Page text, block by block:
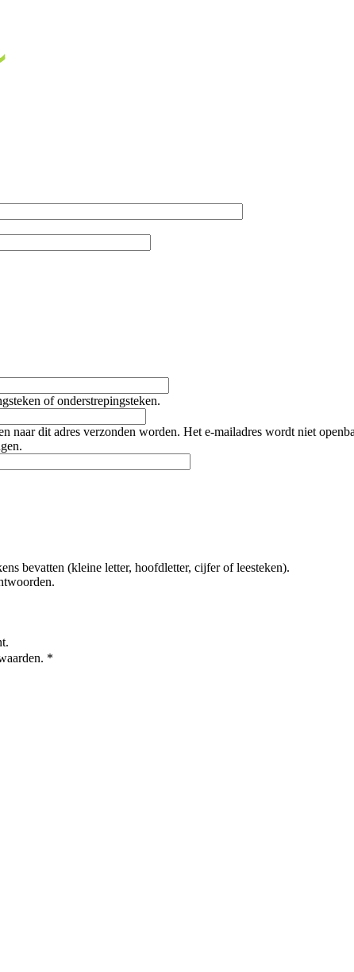
of onderstrepingsteken.
naar dit adres verzonden worden. Het e-mailadres wordt niet
bevatten (kleine letter, hoofdletter, cijfer of leesteken).
*